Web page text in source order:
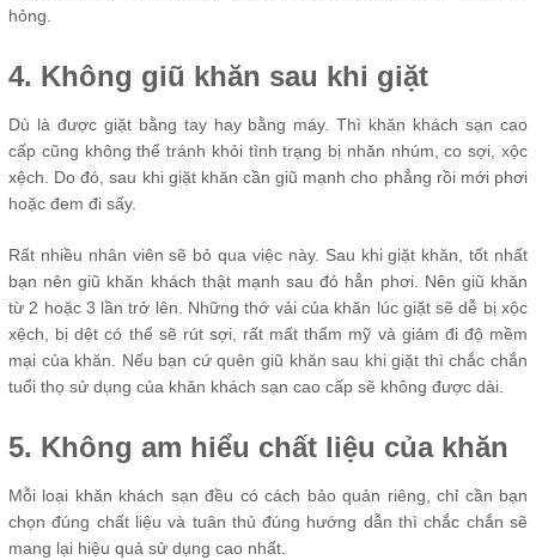
hỏng.
4. Không giũ khăn sau khi giặt
Dù là được giặt bằng tay hay bằng máy. Thì khăn khách sạn cao
cấp cũng không thể tránh khỏi tình trạng bị nhăn nhúm, co sợi, xộc
xệch. Do đó, sau khi giặt khăn cần giũ mạnh cho phẳng rồi mới phơi
hoặc đem đi sấy.
Rất nhiều nhân viên sẽ bỏ qua việc này. Sau khi giặt khăn, tốt nhất
bạn nên giũ khăn khách thật mạnh sau đó hẳn phơi. Nên giũ khăn
từ 2 hoặc 3 lần trở lên. Những thớ vải của khăn lúc giặt sẽ dễ bị xộc
xệch, bị dệt có thể sẽ rút sợi, rất mất thẩm mỹ và giảm đi độ mềm
mại của khăn. Nếu bạn cứ quên giũ khăn sau khi giặt thì chắc chắn
tuổi thọ sử dụng của khăn khách sạn cao cấp sẽ không được dài.
5. Không am hiểu chất liệu của khăn
Mỗi loại khăn khách sạn đều có cách bảo quản riêng, chỉ cần bạn
chọn đúng chất liệu và tuân thủ đúng hướng dẫn thì chắc chắn sẽ
mang lại hiệu quả sử dụng cao nhất.